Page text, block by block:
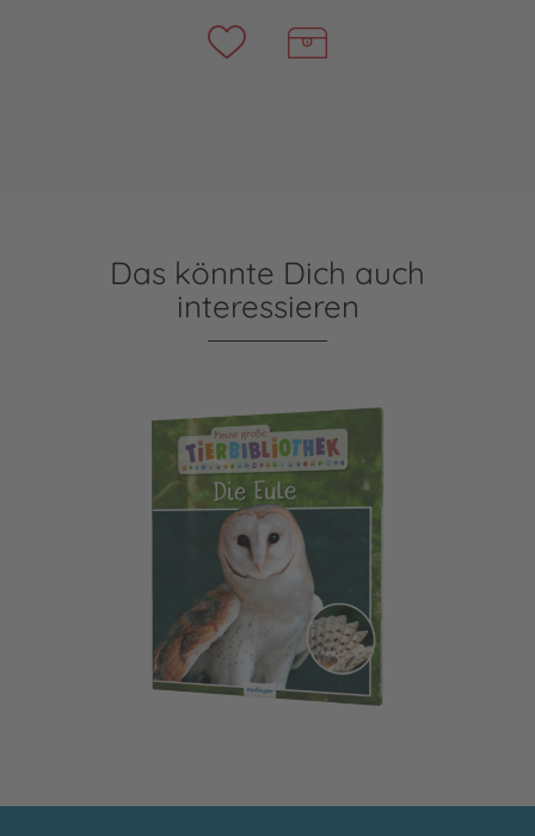
Das könnte Dich auch
interessieren
Meine große Tierbibliothek: Die Eule